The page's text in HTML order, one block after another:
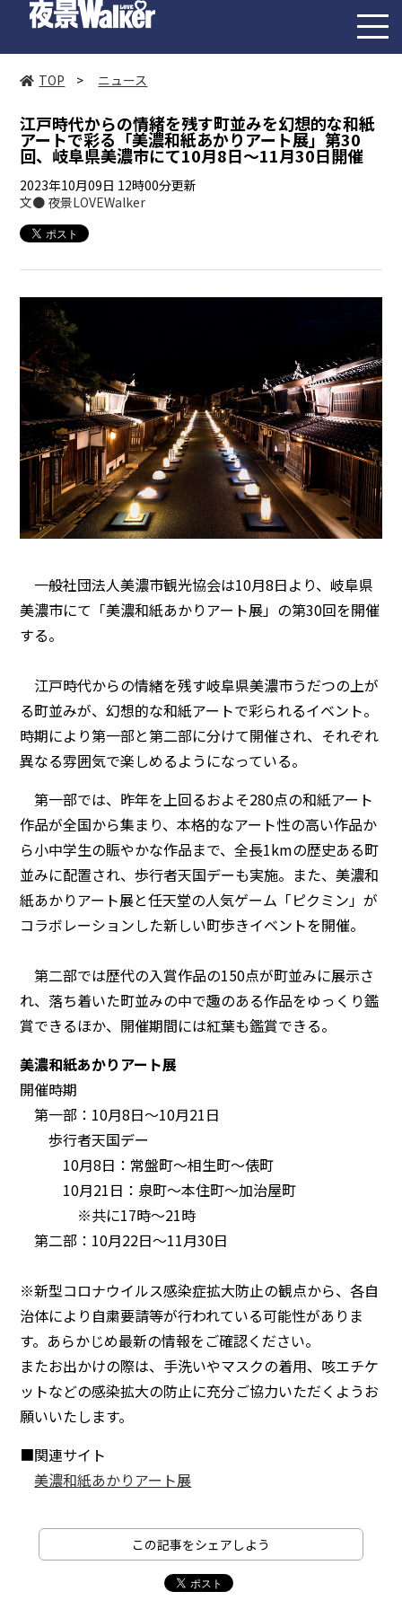
TOP > ニュース
江戸時代からの情緒を残す町並みを幻想的な和紙
アートで彩る「美濃和紙あかりアート展」第30
回、岐阜県美濃市にて10月8日～11月30日開催
2023年10月09日 12時00分更新
文● 夜景LOVEWalker
一般社団法人美濃市観光協会は10月8日より、岐阜県
美濃市にて「美濃和紙あかりアート展」の第30回を開催
する。
江戸時代からの情緒を残す岐阜県美濃市うだつの上が
る町並みが、幻想的な和紙アートで彩られるイベント。
時期により第一部と第二部に分けて開催され、それぞれ
異なる雰囲気で楽しめるようになっている。
第一部では、昨年を上回るおよそ280点の和紙アート
作品が全国から集まり、本格的なアート性の高い作品か
ら小中学生の賑やかな作品まで、全長1kmの歴史ある町
並みに配置され、歩行者天国デーも実施。また、美濃和
紙あかりアート展と任天堂の人気ゲーム「ピクミン」が
コラボレーションした新しい町歩きイベントを開催。
第二部では歴代の入賞作品の150点が町並みに展示さ
れ、落ち着いた町並みの中で趣のある作品をゆっくり鑑
賞できるほか、開催期間には紅葉も鑑賞できる。
美濃和紙あかりアート展
開催時期
第一部：10月8日～10月21日
歩行者天国デー
10月8日：常盤町～相生町～俵町
10月21日：泉町～本住町～加治屋町
※共に17時～21時
第二部：10月22日～11月30日
※新型コロナウイルス感染症拡大防止の観点から、各自
治体により自粛要請等が行われている可能性がありま
す。あらかじめ最新の情報をご確認ください。
またお出かけの際は、手洗いやマスクの着用、咳エチケ
ットなどの感染拡大の防止に充分ご協力いただくようお
願いいたします。
■関連サイト
美濃和紙あかりアート展
この記事をシェアしよう